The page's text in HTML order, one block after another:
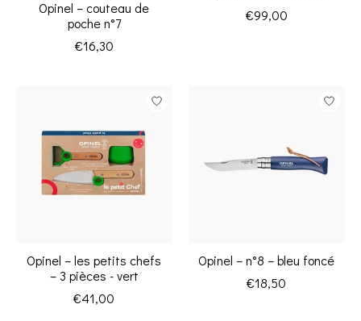
Opinel – couteau de
poche n°7
€16,30
€99,00
Opinel – les petits chefs
– 3 pièces - vert
€41,00
Opinel – n°8 – bleu foncé
€18,50